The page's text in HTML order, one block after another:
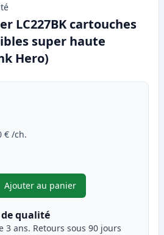
LC227BK cartouches
super haute
Hero)
€ /ch.
ajuster
Ajouter au panier
,Pack de 2 Brother LC227BK
qualité
3 ans. Retours sous 90 jours